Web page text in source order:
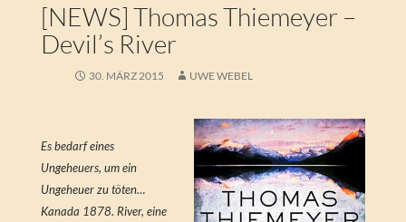
[NEWS] Thomas Thiemeyer –
Devil’s River
30. MÄRZ 2015 UWE WEBEL
Es bedarf eines
Ungeheuers, um ein
Ungeheuer zu töten…
Kanada 1878. River, eine